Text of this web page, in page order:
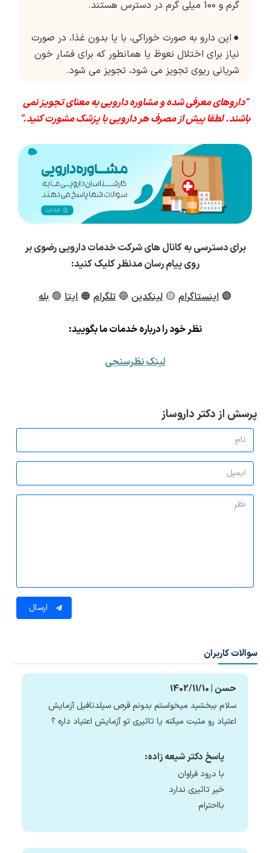
گرم و 100 میلی گرم در دسترس هستند.
● این دارو به صورت خوراکی، با یا بدون غذا، در صورت
نیاز برای اختلال نعوظ یا همانطور که برای فشار خون
شریانی ریوی تجویز می شود، تجویز می شود.
"داروهای معرفی شده و مشاوره دارویی به معنای تجویز نمی
باشند. لطفا پیش از مصرف هر دارویی با پزشک مشورت کنید."
برای دسترسی به کانال های شرکت خدمات دارویی رضوی بر
روی پیام رسان مدنظر کلیک کنید:
🟣 اینستاگرام 🟡 لینکدین 🔵 تلگرام 🟠 ایتا 🟢 بله
نظر خود را درباره خدمات ما بگویید:
لینک نظرسنجی
پرسش از دکتر داروساز
ارسال
سوالات کاربران
حسن | 1402/11/10
سلام ببخشید میخواستم بدونم قرص سیلدنافیل آزمایش
اعتیاد رو مثبت میکنه یا تاثیری تو آزمایش اعتیاد داره ؟
پاسخ دکتر شیعه زاده:
با درود فراوان
خیر تاثیری ندارد
بااحترام